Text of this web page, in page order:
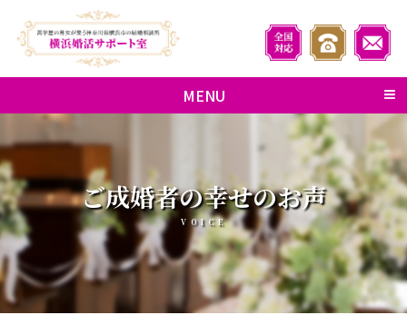
MENU
ご成婚者の幸せのお声
VOICE